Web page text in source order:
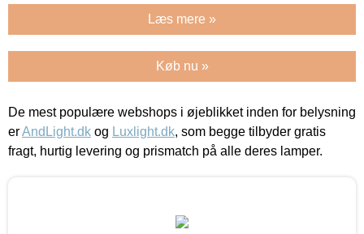
Læs mere »
Køb nu »
De mest populære webshops i øjeblikket inden for belysning
erAndLight.dk og Luxlight.dk, som begge tilbyder gratis
fragt, hurtig levering og prismatch på alle deres lamper.